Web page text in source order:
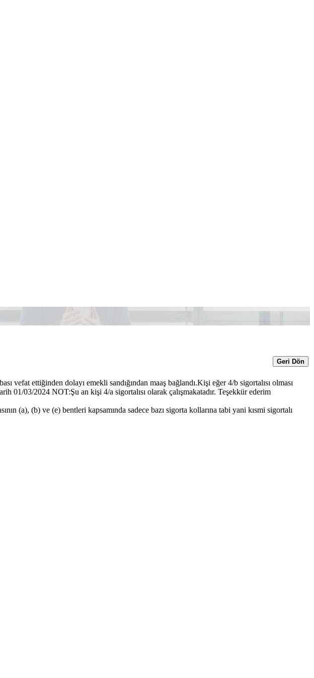
Geri Dön
vefat ettiğinden dolayı emekli sandığından maaş bağlandı.Kişi eğer 4/b sigortalısı olması
01/03/2024 NOT:Şu an kişi 4/a sigortalısı olarak çalışmakatadır. Teşekkür ederim
(a), (b) ve (e) bentleri kapsamında sadece bazı sigorta kollarına tabi yani kısmi sigortalı